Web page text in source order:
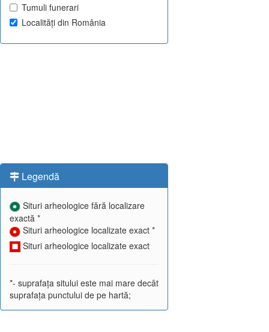
Tumuli funerari
Localități din România
Legendă
Situri arheologice fără localizare
exactă *
Situri arheologice localizate exact *
Situri arheologice localizate exact
*- suprafața sitului este mai mare decât
suprafața punctului de pe hartă;